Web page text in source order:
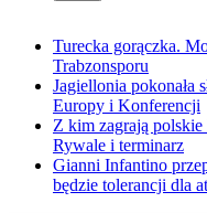
Turecka gorączka.
Trabzonsporu
Jagiellonia pokonała
Europy i Konferencji
Z kim zagrają
Rywale i terminarz
Gianni Infantino
będzie tolerancji dla